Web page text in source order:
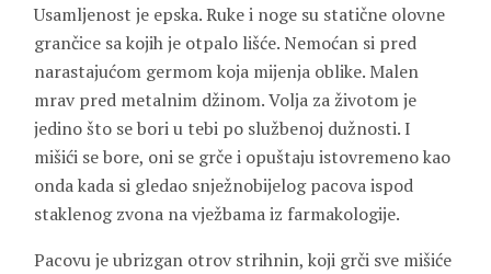
Usamljenost je epska. Ruke i noge su statične olovne
grančice sa kojih je otpalo lišće. Nemoćan si pred
narastajućom germom koja mijenja oblike. Malen
mrav pred metalnim džinom. Volja za životom je
jedino što se bori u tebi po službenoj dužnosti. I
mišići se bore, oni se grče i opuštaju istovremeno kao
onda kada si gledao snježnobijelog pacova ispod
staklenog zvona na vježbama iz farmakologije.
Pacovu je ubrizgan otrov strihnin, koji grči sve mišiće